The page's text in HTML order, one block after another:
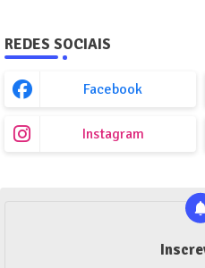
REDES SOCIAIS
Facebook
Instagram